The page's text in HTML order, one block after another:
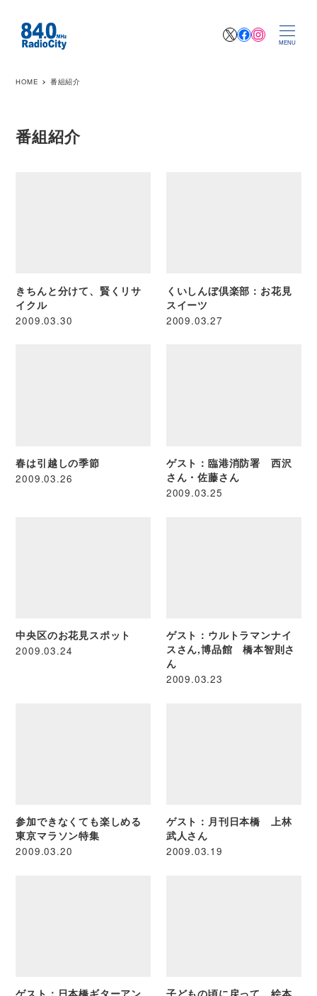
XFacebook
MENU
HOME 番組紹介
番組紹介
きちんと分けて、賢くリサ
イクル
2009.03.30
くいしんぼ倶楽部：お花見
スイーツ
2009.03.27
春は引越しの季節
2009.03.26
ゲスト：臨港消防署 西沢
さん・佐藤さん
2009.03.25
中央区のお花見スポット
2009.03.24
ゲスト：ウルトラマンナイ
スさん,博品館 橋本智則さ
ん
2009.03.23
参加できなくても楽しめる
東京マラソン特集
2009.03.20
ゲスト：月刊日本橋 上林
武人さん
2009.03.19